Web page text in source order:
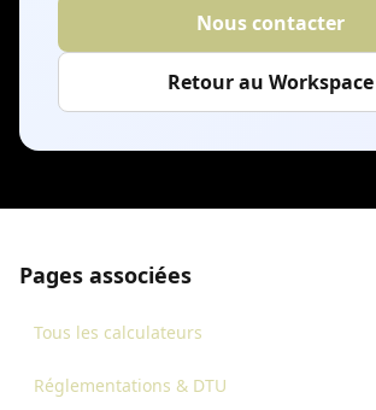
Nous contacter
Retour au Workspace
Pages associées
Tous les calculateurs
Réglementations & DTU